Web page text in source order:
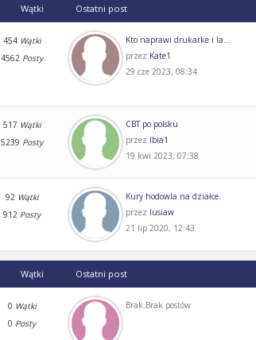
Wątki Ostatni post
454 Wątki
4562 Posty
Kto naprawi drukarke i la...
przez Kate1
29 cze 2023, 08:34
517 Wątki
5239 Posty
CBT po polsku
przez Ibia1
19 kwi 2023, 07:38
92 Wątki
912 Posty
Kury hodowla na działce.
przez lusiaw
21 lip 2020, 12:43
Wątki Ostatni post
0 Wątki
0 Posty
Brak.Brak postów